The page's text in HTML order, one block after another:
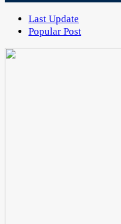
Last Update
Popular Post